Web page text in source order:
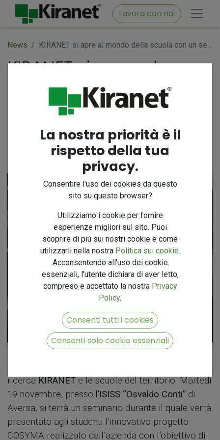
Lavora con noi
News KIRANET si apre al mondo della scuola con un seminario all’ISISS “Osvaldo Conti” di Aversa
KIRANET si apre al
mondo della scuola
con un seminario
all’ISISS “Osvaldo Conti”
di Aversa
13 novembre 2024 diIole Vassallo
ricerca KIRANET e le scuole del territorio. Martedì
19 novembre, presso l’ISISS “Osvaldo Conti” di
Aversa, si terrà un seminario durante il quale verrà
presentato agli studenti l’innovativo progetto
COSYMA realizzato dall’azienda con l’obiettivo di
La nostra priorità è il
rispetto della tua
privacy.
Consentire l'uso dei cookies da questo
sito su questo browser?
Utilizziamo i cookie per fornire
esperienze migliori sul sito. Puoi
scoprire di più sui nostri cookie e come
utilizzarli nella nostra Politica sui cookie.
Acconsentendo all'uso dei cookie
essenziali, l'utente dichiara di aver letto,
compreso e accettato la nostra Privacy
Policy.
Consenti tutti i cookies
Consenti solo cookie essenziali